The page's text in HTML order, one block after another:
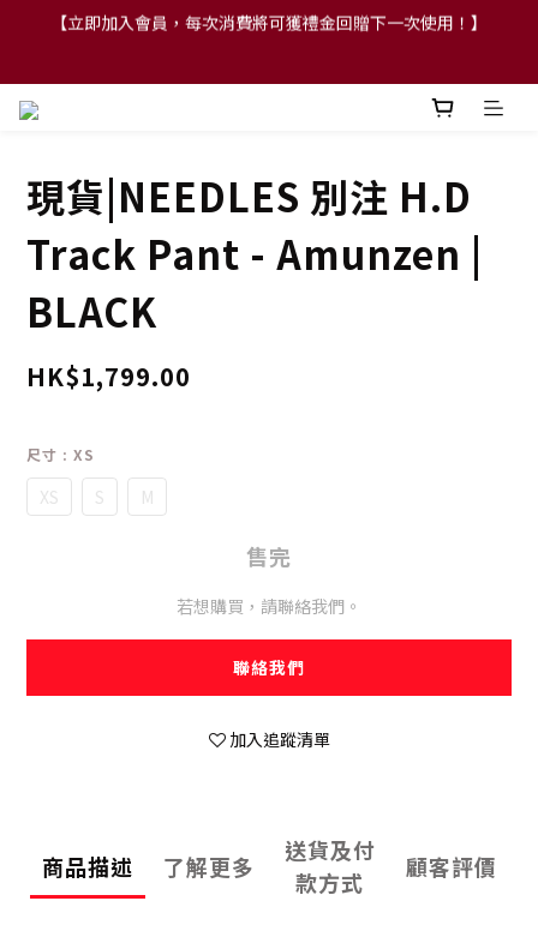
【FLASH SALE 兩件指定現貨產品即享88折】
現貨|NEEDLES 別注 H.D
Track Pant - Amunzen |
BLACK
HK$1,799.00
尺寸 : XS
XS S M
售完
若想購買，請聯絡我們。
聯絡我們
加入追蹤清單
商品描述 了解更多
送貨及付
款方式
顧客評價